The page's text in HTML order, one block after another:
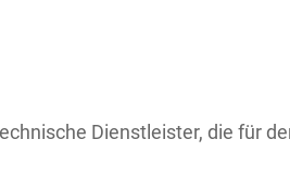
Dienstleister, die für